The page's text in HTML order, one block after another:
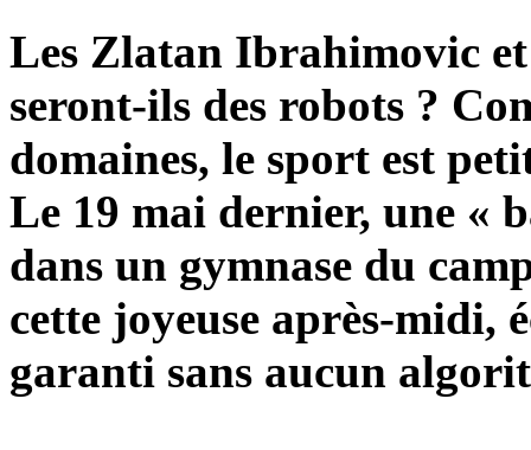
Les Zlatan Ibrahimovic
seront-ils des robots ?
domaines, le sport est
Le 19 mai dernier, une «
dans un gymnase du
cette joyeuse après-
garanti sans aucun